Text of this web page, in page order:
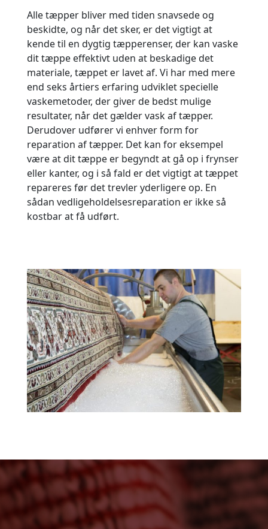
Alle tæpper bliver med tiden snavsede og
beskidte, og når det sker, er det vigtigt at
kende til en dygtig tæpperenser, der kan vaske
dit tæppe effektivt uden at beskadige det
materiale, tæppet er lavet af. Vi har med mere
end seks årtiers erfaring udviklet specielle
vaskemetoder, der giver de bedst mulige
resultater, når det gælder vask af tæpper.
Derudover udfører vi enhver form for
reparation af tæpper. Det kan for eksempel
være at dit tæppe er begyndt at gå op i frynser
eller kanter, og i så fald er det vigtigt at tæppet
repareres før det trevler yderligere op. En
sådan vedligeholdelsesreparation er ikke så
kostbar at få udført.